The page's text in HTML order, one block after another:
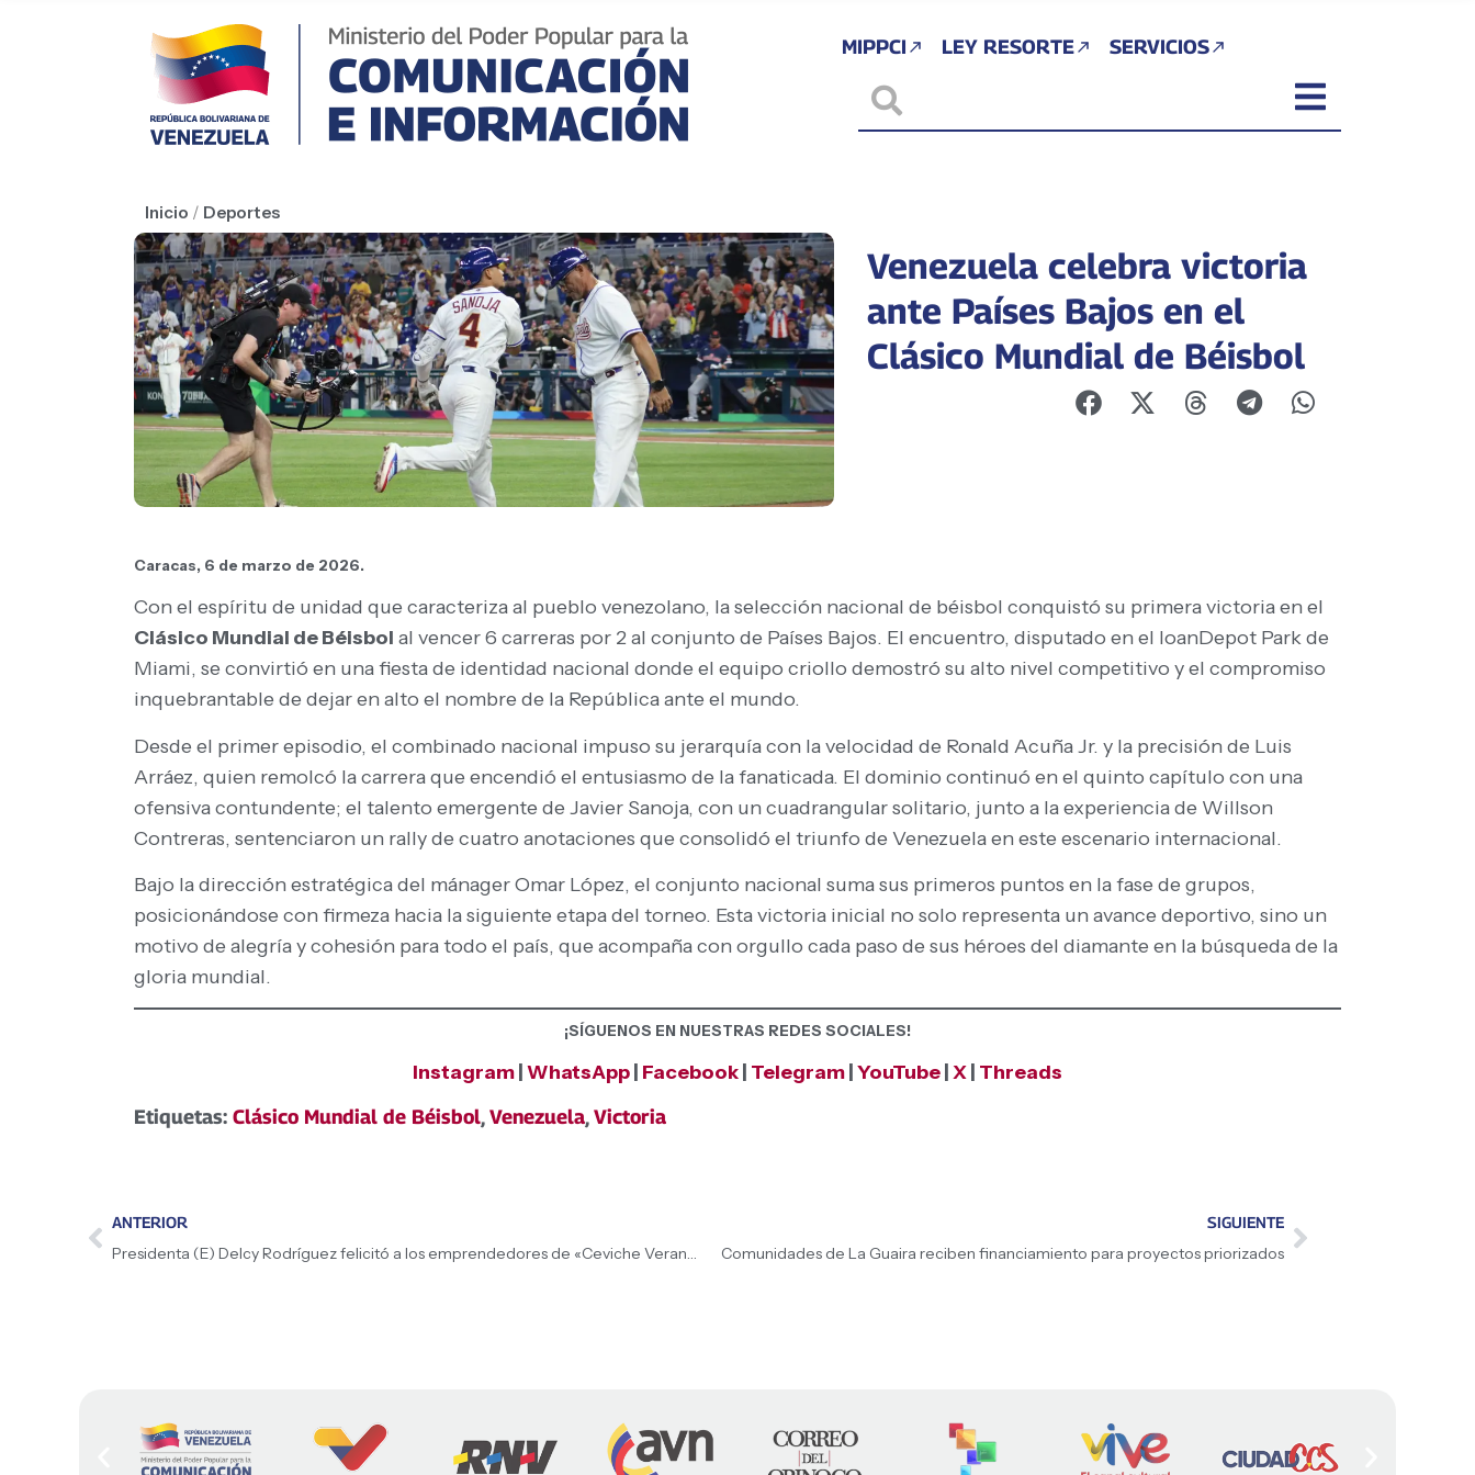
MIPPCI LEY RESORTE SERVICIOS
Inicio / Deportes
Venezuela celebra victoria
ante Países Bajos en el
Clásico Mundial de Béisbol
Caracas, 6 de marzo de 2026.
Con el espíritu de unidad que caracteriza al pueblo venezolano, la selección nacional de béisbol conquistó su primera victoria en el
Clásico Mundial de Béisbol al vencer 6 carreras por 2 al conjunto de Países Bajos. El encuentro, disputado en el loanDepot Park de
Miami, se convirtió en una fiesta de identidad nacional donde el equipo criollo demostró su alto nivel competitivo y el compromiso
inquebrantable de dejar en alto el nombre de la República ante el mundo.
Desde el primer episodio, el combinado nacional impuso su jerarquía con la velocidad de Ronald Acuña Jr. y la precisión de Luis
Arráez, quien remolcó la carrera que encendió el entusiasmo de la fanaticada. El dominio continuó en el quinto capítulo con una
ofensiva contundente; el talento emergente de Javier Sanoja, con un cuadrangular solitario, junto a la experiencia de Willson
Contreras, sentenciaron un rally de cuatro anotaciones que consolidó el triunfo de Venezuela en este escenario internacional.
Bajo la dirección estratégica del mánager Omar López, el conjunto nacional suma sus primeros puntos en la fase de grupos,
posicionándose con firmeza hacia la siguiente etapa del torneo. Esta victoria inicial no solo representa un avance deportivo, sino un
motivo de alegría y cohesión para todo el país, que acompaña con orgullo cada paso de sus héroes del diamante en la búsqueda de la
gloria mundial.
¡SÍGUENOS EN NUESTRAS REDES SOCIALES!
Instagram WhatsApp Facebook Telegram YouTube X Threads
Etiquetas: Clásico Mundial de Béisbol,Venezuela,Victoria
ANTERIOR
Presidenta (E) Delcy Rodríguez felicitó a los emprendedores de «Ceviche Verano»
SIGUIENTE
Comunidades de La Guaira reciben financiamiento para proyectos priorizados